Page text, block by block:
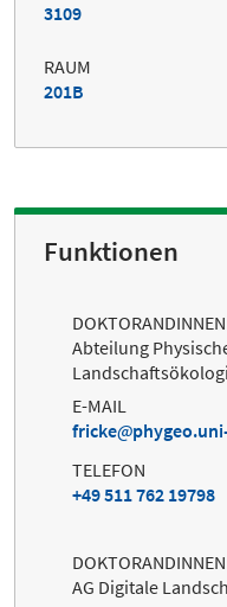
3109
RAUM
201B
Funktionen
Abteilung
E-MAIL
fricke
TELEFON
+49 511 762 19798
AG Digitale